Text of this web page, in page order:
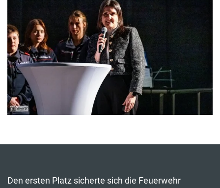
Den ersten Platz sicherte sich die Feuerwehr